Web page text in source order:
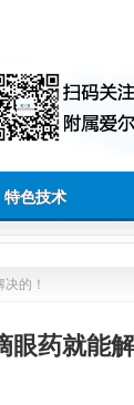
特色技术
的！
药就能解